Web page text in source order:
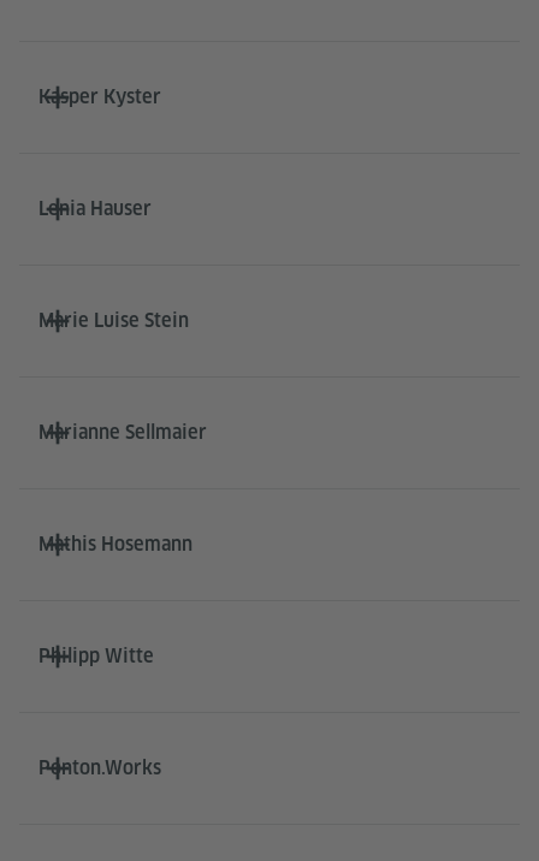
Kasper Kyster
Lenia Hauser
Marie Luise Stein
Marianne Sellmaier
Mathis Hosemann
Philipp Witte
Ponton.Works